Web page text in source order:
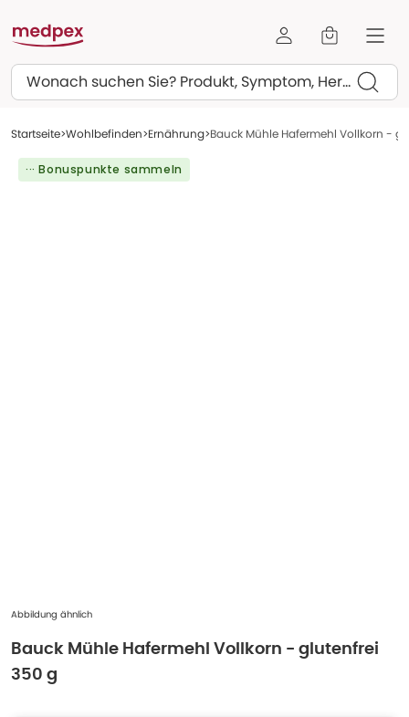
Suchen
Startseite Wohlbefinden Ernährung Bauck Mühle Hafermehl Vollkorn -
··· Bonuspunkte sammeln
Abbildung ähnlich
Bauck Mühle Hafermehl Vollkorn - glutenfrei
350 g